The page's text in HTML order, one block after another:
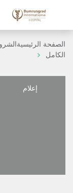
الصفحة الرئيسية
الكامل
إعلام